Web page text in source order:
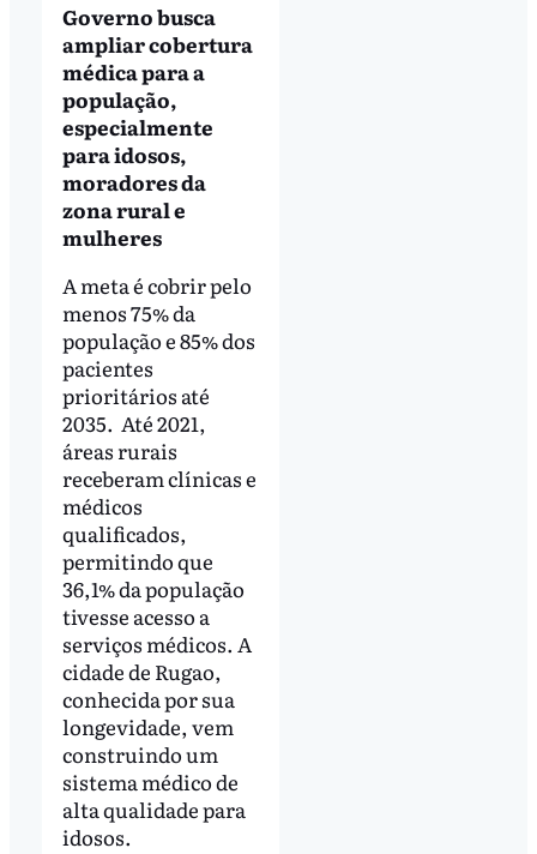
Governo busca
ampliar cobertura
médica para a
população,
especialmente
para idosos,
moradores da
zona rural e
mulheres
A meta é cobrir pelo
menos 75% da
população e 85% dos
pacientes
prioritários até
2035. Até 2021,
áreas rurais
receberam clínicas e
médicos
qualificados,
permitindo que
36,1% da população
tivesse acesso a
serviços médicos. A
cidade de Rugao,
conhecida por sua
longevidade, vem
construindo um
sistema médico de
alta qualidade para
idosos.